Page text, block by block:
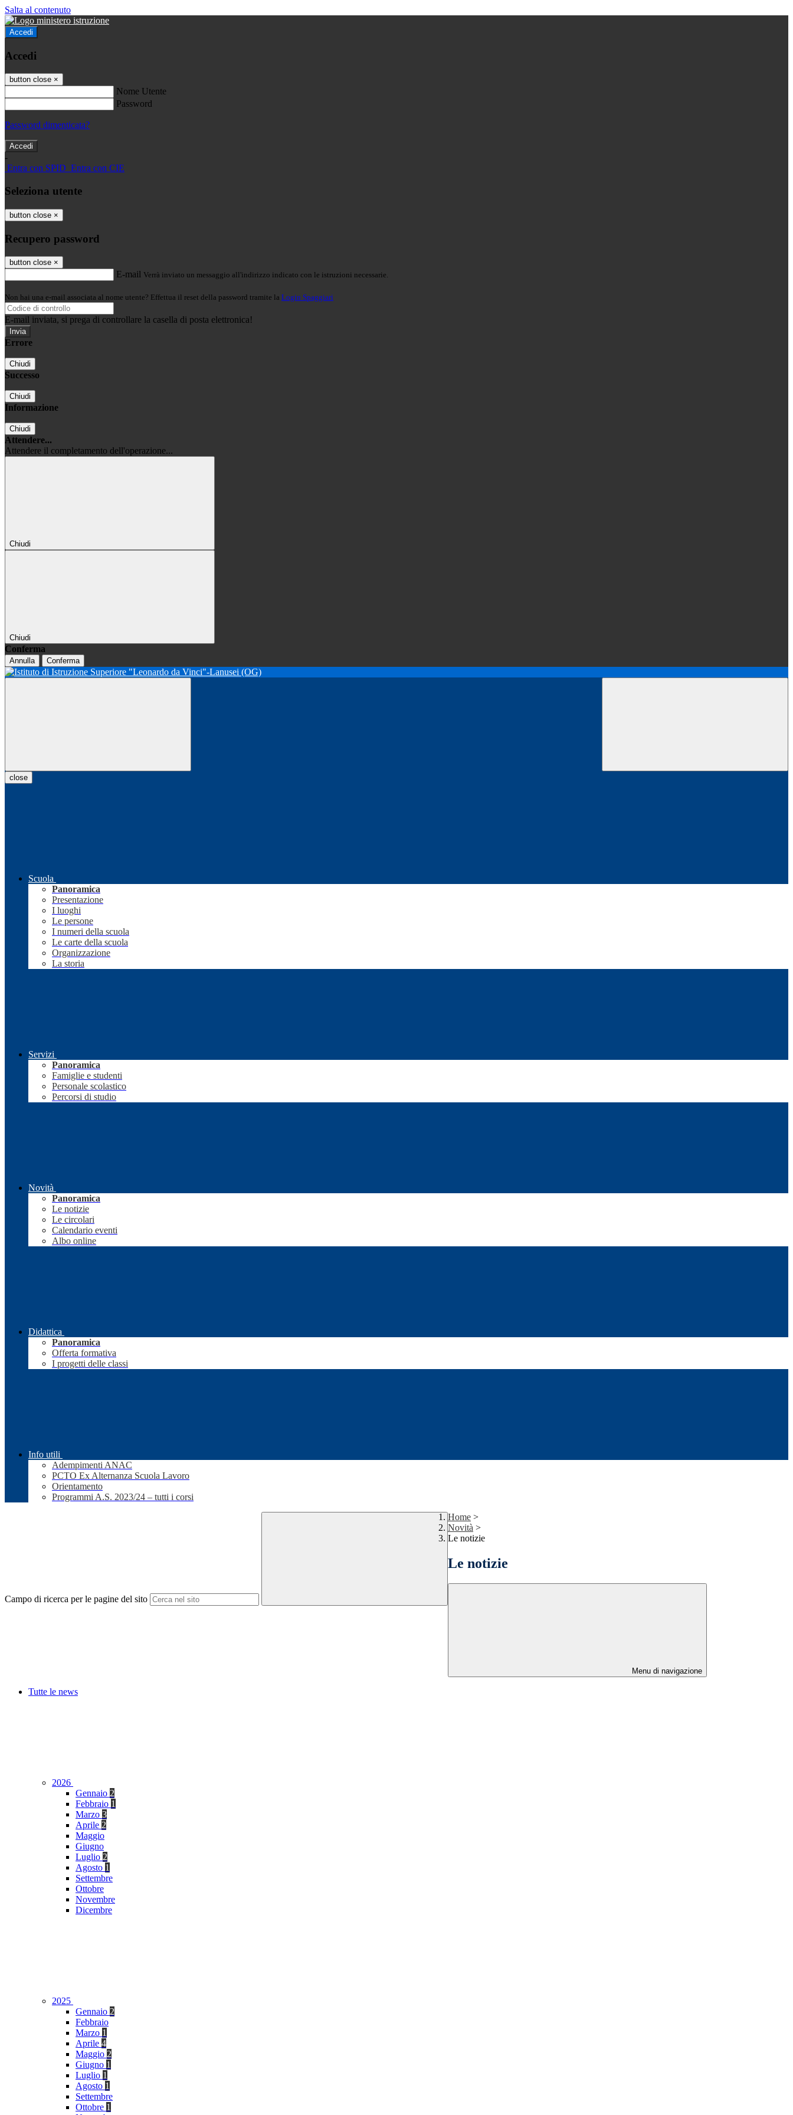
Salta al contenuto
Accedi
Accedi
button close ×
Nome Utente
Password
Password dimenticata?
-
Entra con SPID Entra con CIE
Seleziona utente
button close ×
Recupero password
button close ×
E-mail Verrà inviato un messaggio all'indirizzo indicato con le istruzioni necessarie.
Non hai una e-mail associata al nome utente? Effettua il reset della password tramite la Login Spaggiari
E-mail inviata, si prega di controllare la casella di posta elettronica!
Errore
Chiudi
Successo
Chiudi
Informazione
Chiudi
Attendere...
Attendere il completamento dell'operazione...
Chiudi
Chiudi
Conferma
Annulla Conferma
close
Scuola
Panoramica
Presentazione
I luoghi
Le persone
I numeri della scuola
Le carte della scuola
Organizzazione
La storia
Servizi
Panoramica
Famiglie e studenti
Personale scolastico
Percorsi di studio
Novità
Panoramica
Le notizie
Le circolari
Calendario eventi
Albo online
Didattica
Panoramica
Offerta formativa
I progetti delle classi
Info utili
Adempimenti ANAC
PCTO Ex Alternanza Scuola Lavoro
Orientamento
Programmi A.S. 2023/24 – tutti i corsi
Campo di ricerca per le pagine del sito
Home >
Novità >
Le notizie
Le notizie
Menu di navigazione
Tutte le news
2026
Gennaio 2
Febbraio 1
Marzo 3
Aprile 2
Maggio
Giugno
Luglio 2
Agosto 1
Settembre
Ottobre
Novembre
Dicembre
2025
Gennaio 2
Febbraio
Marzo 1
Aprile 4
Maggio 2
Giugno 1
Luglio 1
Agosto 1
Settembre
Ottobre 1